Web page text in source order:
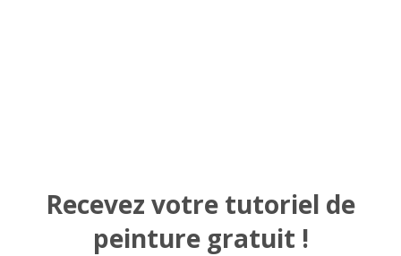
Recevez votre tutoriel de
peinture gratuit !